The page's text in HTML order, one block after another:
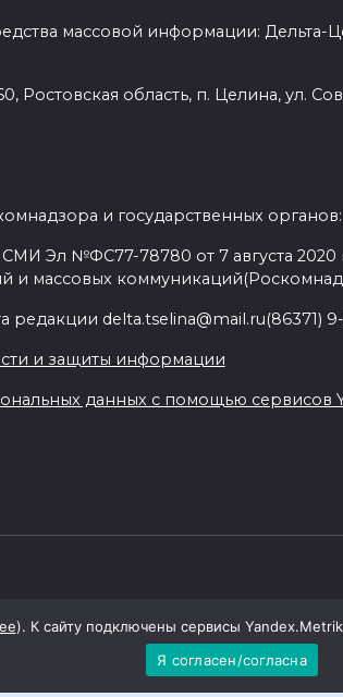
массовой информации:
Ростовская область, п. Целина, ул.
и государственных органов:
СМИ Эл №ФС77-78780 от 7 августа
и массовых
редакции delta.tselina@mail.ru(86371) 9-
и защиты информации
данных с помощью сервисов
). К сайту подключены сервисы
Я согласен/согласна